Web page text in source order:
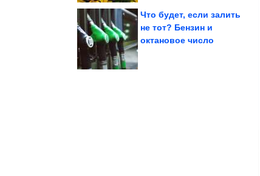
Что будет, если залить
не тот? Бензин и
октановое число
Завораживает!